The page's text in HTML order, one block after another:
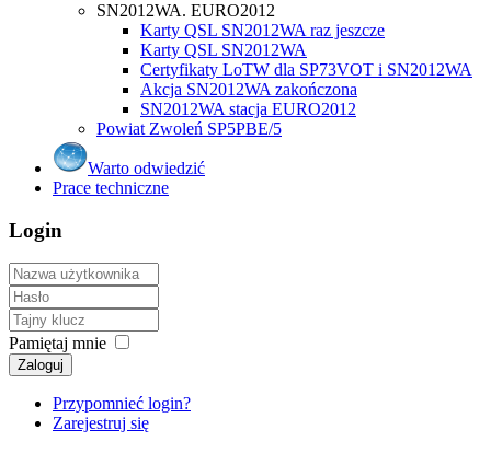
SN2012WA. EURO2012
Karty QSL SN2012WA raz jeszcze
Karty QSL SN2012WA
Certyfikaty LoTW dla SP73VOT i SN2012WA
Akcja SN2012WA zakończona
SN2012WA stacja EURO2012
Powiat Zwoleń SP5PBE/5
Warto odwiedzić
Prace techniczne
Login
Pamiętaj mnie
Zaloguj
Przypomnieć login?
Zarejestruj się